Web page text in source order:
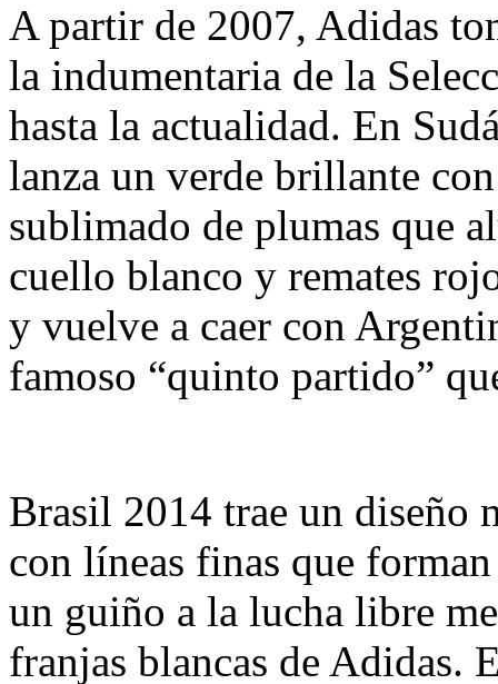
A partir de 2007, Adidas
la indumentaria de la
hasta la actualidad. En
lanza un verde brillante
sublimado de plumas que
cuello blanco y remates
y vuelve a caer con
famoso “quinto partido”
Brasil 2014 trae un diseño
con líneas finas que
un guiño a la lucha libre
franjas blancas de Adidas.